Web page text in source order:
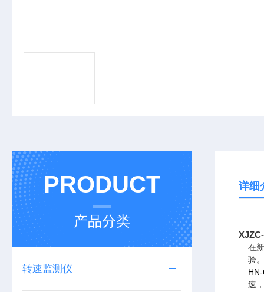
PRODUCT
产品分类
转速监测仪
详细
在
验
速